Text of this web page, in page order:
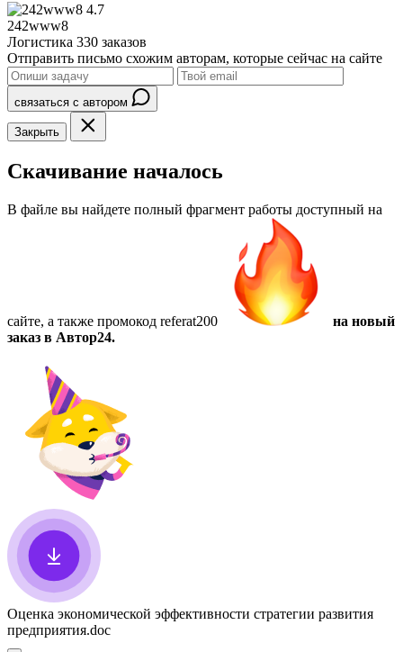
4.7
242www8
Логистика 330 заказов
Отправить письмо схожим авторам, которые сейчас на сайте
связаться с автором
Закрыть
Скачивание началось
В файле вы найдете полный фрагмент работы доступный на
сайте, а также промокод referat200
на новый
заказ в Автор24.
Оценка экономической эффективности стратегии развития
предприятия.doc